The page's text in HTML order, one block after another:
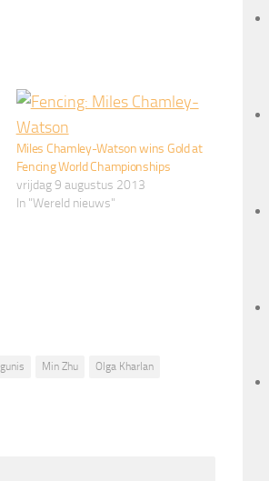
Miles Chamley-Watson wins Gold at
Fencing World Championships
vrijdag 9 augustus 2013
In "Wereld nieuws"
Min Zhu Olga Kharlan